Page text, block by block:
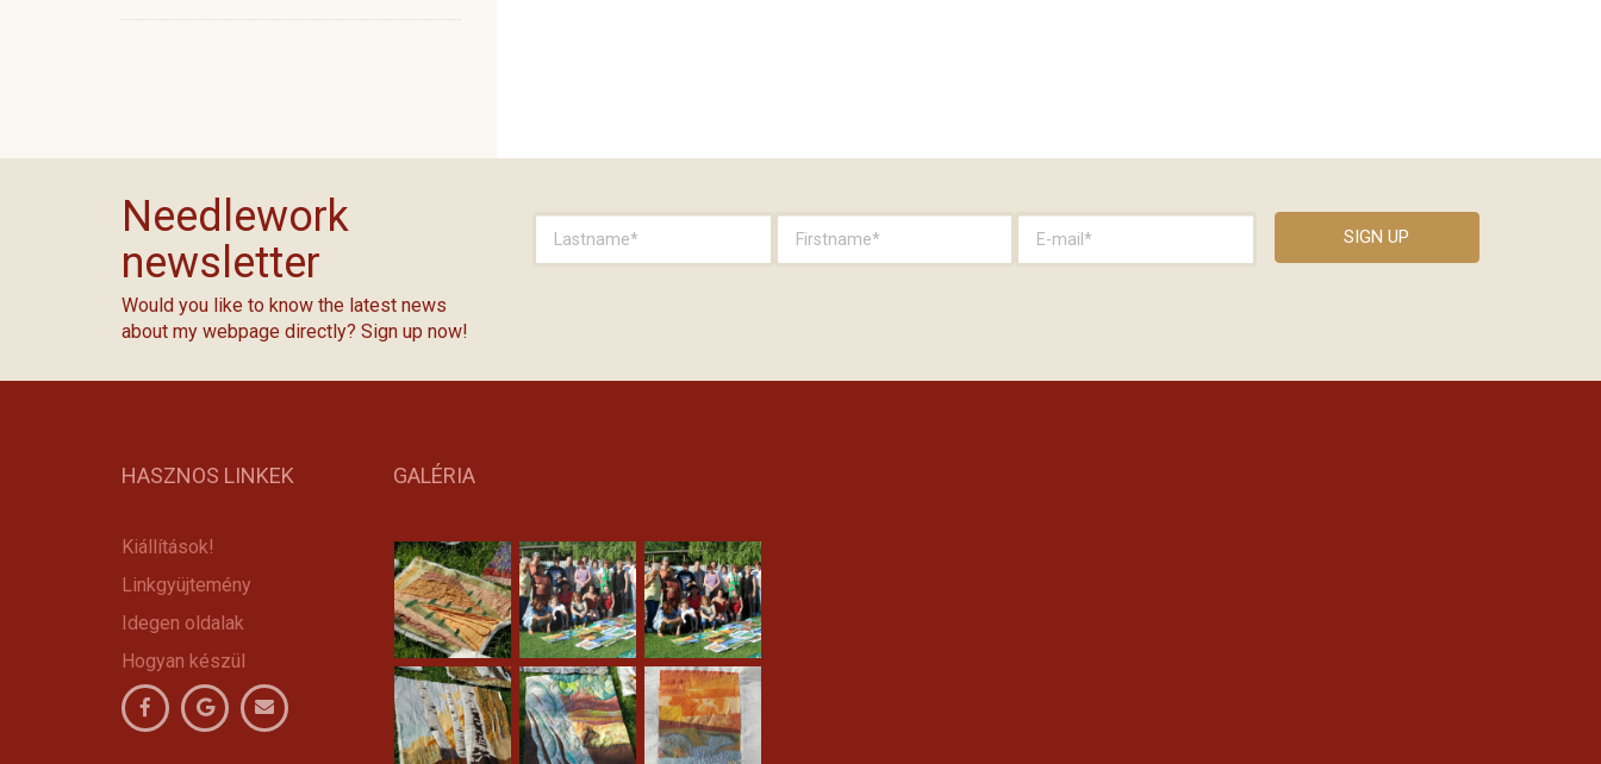
Needlework
newsletter
Would you like to know the latest news
about my webpage directly? Sign up now!
HASZNOS LINKEK
Kiállítások!
Linkgyüjtemény
Idegen oldalak
Hogyan készül
GALÉRIA